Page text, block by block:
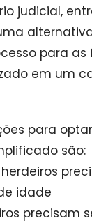
judicial,
para as
em um
para
são:
idade
precisam